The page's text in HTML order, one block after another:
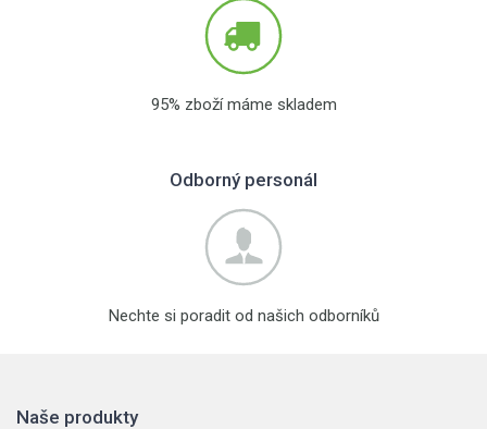
95% zboží máme skladem
Odborný personál
Nechte si poradit od našich odborníků
Naše produkty